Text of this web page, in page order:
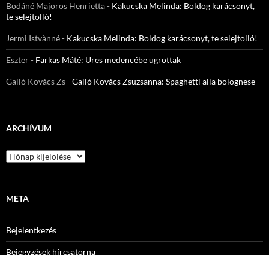
Bodáné Majoros Henrietta- Kakucska Melinda: Boldog karácsonyt,
te selejtolló!
Jermi Istvànné- Kakucska Melinda: Boldog karácsonyt, te selejtolló!
Eszter- Farkas Máté: Üres medencébe ugrottak
Galló Kovács Zs-Galló Kovács Zsuzsanna: Spaghetti alla bolognese
ARCHÍVUM
Archívum
META
Bejelentkezés
Bejegyzések hírcsatorna